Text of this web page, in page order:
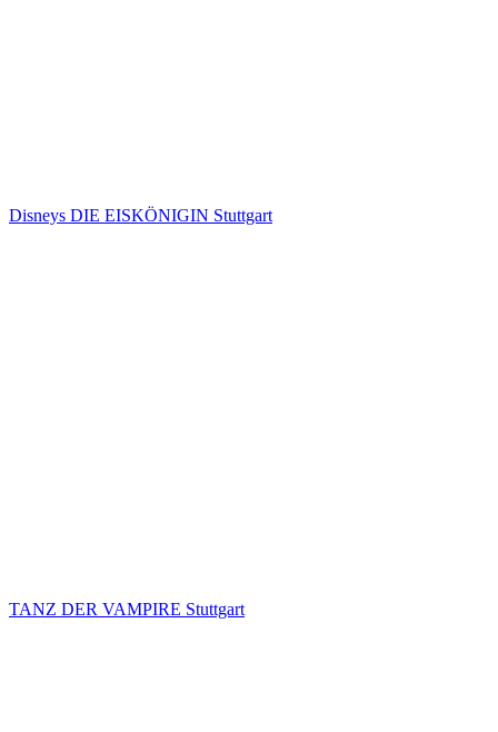
Disneys DIE EISKÖNIGIN Stuttgart
TANZ DER VAMPIRE Stuttgart